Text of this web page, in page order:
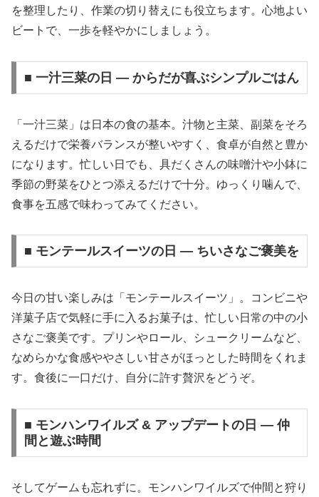
を整理したり、作業の切り替えにも役立ちます。心地よい
ビートで、一歩を軽やかにしましょう。
■ 一汁三菜の日 — からだが喜ぶシンプルごはん
「一汁三菜」は日本の食の基本。汁物と主菜、副菜をそろ
えるだけで栄養バランスが整いやすく、食卓が自然と豊か
になります。忙しい日でも、具だくさんの味噌汁や小鉢に
季節の野菜をひとつ添えるだけで十分。ゆっくり噛んで、
食事を五感で味わってみてください。
■ モンテールスイーツの日 — ちいさなご褒美を
今日の甘い楽しみは「モンテールスイーツ」。コンビニや
洋菓子店で気軽に手に入るお菓子は、忙しい日常の中の小
さなご褒美です。プリンやロール、シュークリームなど、
なめらかな食感ややさしい甘さがほっとした時間をくれま
す。食後に一口だけ、自分に許す贅沢をどうぞ。
■ モンハンワイルズ & アップデートの日 — 仲
間と遊ぶ時間
そしてゲームも忘れずに。モンハンワイルズで仲間と狩り